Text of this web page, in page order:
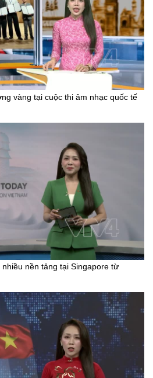
vàng tại cuộc thi âm nhạc quốc tế
nền tảng tại Singapore từ